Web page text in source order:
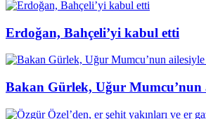
Erdoğan, Bahçeli’yi kabul etti
Bakan Gürlek, Uğur Mumcu’nun